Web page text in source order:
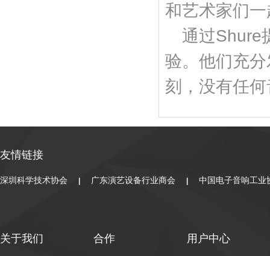
和艺术家们
通过Shure
验。他们充
刻，没有任
友情链接
深圳科学技术协会 广东演艺设备行业商会 中国电子音响工业
关于我们 合作 用户中心